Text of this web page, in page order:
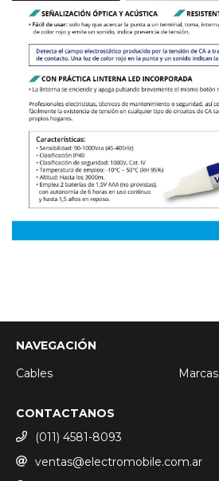
NAVEGACIÓN
Cables
Marcas
CONTACTANOS
(011) 4581-8093
ventas@electromobile.com.ar